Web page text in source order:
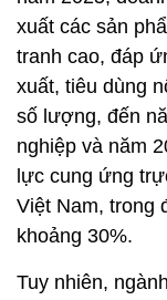
xuất các sản
tranh cao, đáp
xuất, tiêu dùng
số lượng, đến
nghiệp và năm
lực cung ứng
Việt Nam, trong
khoảng 30%.
Tuy nhiên, ngành